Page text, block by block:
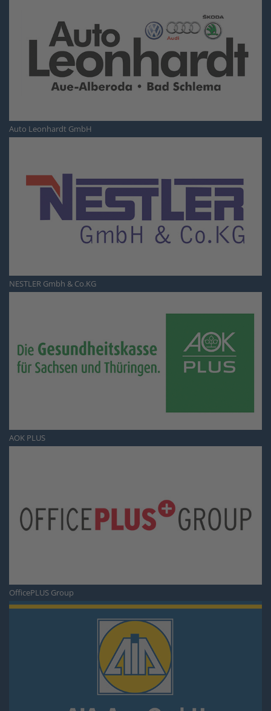
Auto Leonhardt GmbH
NESTLER Gmbh & Co.KG
AOK PLUS
OfficePLUS Group